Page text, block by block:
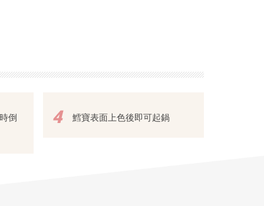
倒
4 鱈寶表面上色後即可起鍋